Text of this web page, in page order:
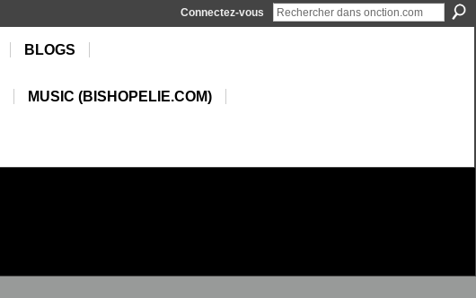
Connectez-vous
BLOGS
MUSIC (BISHOPELIE.COM)